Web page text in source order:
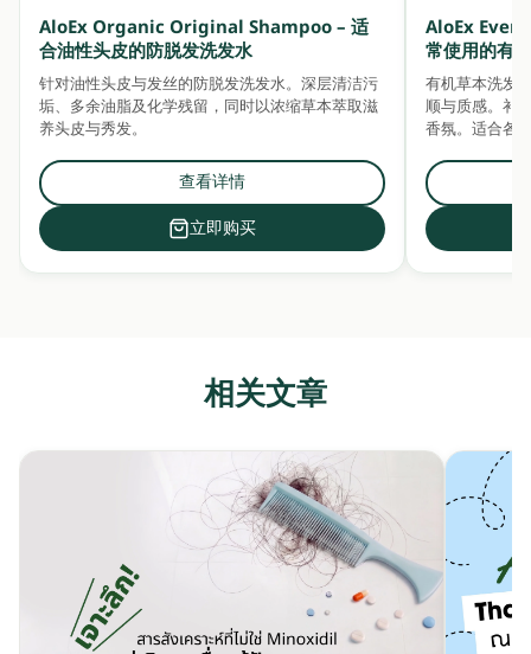
AloEx Organic Original Shampoo – 适
合油性头皮的防脱发洗发水
针对油性头皮与发丝的防脱发洗发水。深层清洁污
垢、多余油脂及化学残留，同时以浓缩草本萃取滋
养头皮与秀发。
查看详情
立即购买
AloEx
常使用的有
有机草本洗发
顺与质感。补
香氛。适合各
相关文章